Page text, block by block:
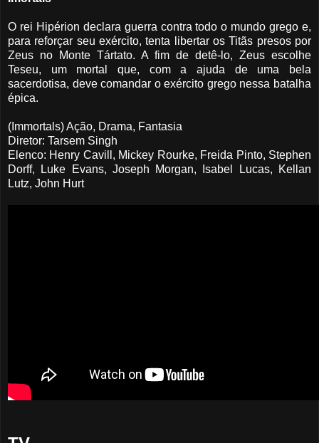
O rei Hipérion declara guerra contra todo o mundo grego e,
para reforçar seu exército, tenta libertar os Titãs presos por
Zeus no Monte Tártato. A fim de detê-lo, Zeus escolhe
Teseu, um mortal que, com a ajuda de uma bela
sacerdotisa, deve comandar o exército grego nessa batalha
épica.
(Immortals) Ação, Drama, Fantasia
Diretor: Tarsem Singh
Elenco: Henry Cavill, Mickey Rourke, Freida Pinto, Stephen
Dorff, Luke Evans, Joseph Morgan, Isabel Lucas, Kellan
Lutz, John Hurt